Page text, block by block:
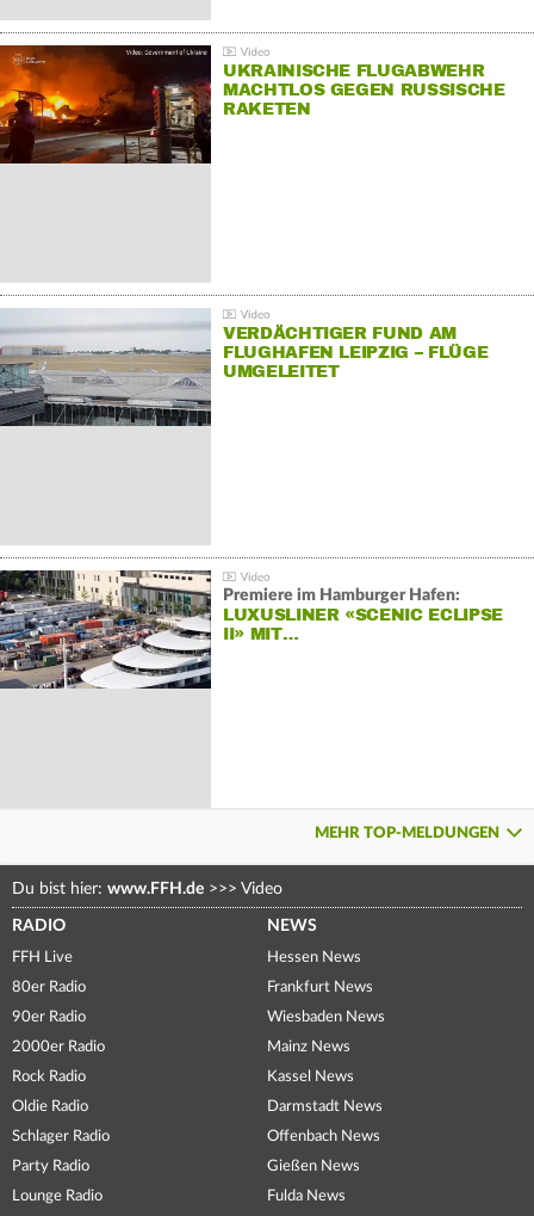
UKRAINISCHE FLUGABWEHR
MACHTLOS GEGEN RUSSISCHE
RAKETEN
VERDÄCHTIGER FUND AM
FLUGHAFEN LEIPZIG – FLÜGE
UMGELEITET
Premiere im Hamburger Hafen:
LUXUSLINER «SCENIC ECLIPSE
II» MIT…
MEHR TOP-MELDUNGEN
Du bist hier: www.FFH.de >>> Video
RADIO
FFH Live
80er Radio
90er Radio
2000er Radio
Rock Radio
Oldie Radio
Schlager Radio
Party Radio
Lounge Radio
NEWS
Hessen News
Frankfurt News
Wiesbaden News
Mainz News
Kassel News
Darmstadt News
Offenbach News
Gießen News
Fulda News